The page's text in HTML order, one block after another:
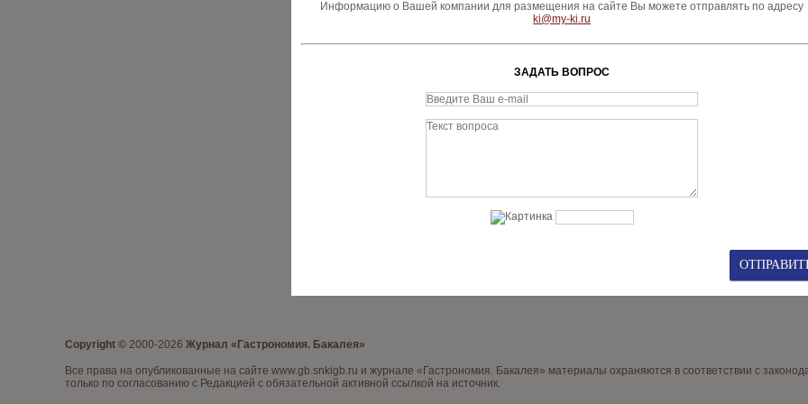
Информацию о Вашей компании для размещения на сайте Вы можете отправлять по адресу
ki@my-ki.ru
ЗАДАТЬ ВОПРОС
Copyright © 2000-2026 Журнал «Гастрономия. Бакалея»
Все права на опубликованные на сайте www.gb.snkigb.ru и журнале «Гастрономия. Бакалея» материалы охраняются в соответствии с
только по согласованию с Редакцией с обязательной активной ссылкой на источник.